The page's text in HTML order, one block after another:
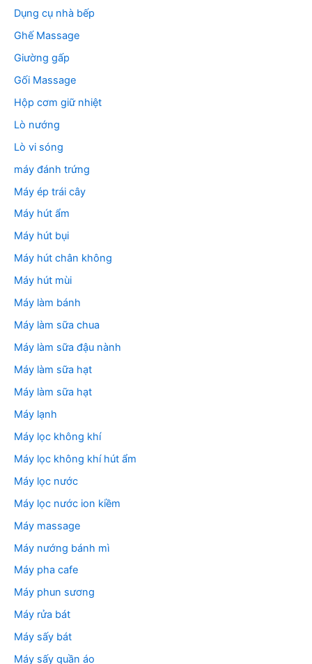
Dụng cụ nhà bếp
Ghế Massage
Giường gấp
Gối Massage
Hộp cơm giữ nhiệt
Lò nướng
Lò vi sóng
máy đánh trứng
Máy ép trái cây
Máy hút ẩm
Máy hút bụi
Máy hút chân không
Máy hút mùi
Máy làm bánh
Máy làm sữa chua
Máy làm sữa đậu nành
Máy làm sữa hạt
Máy làm sữa hạt
Máy lạnh
Máy lọc không khí
Máy lọc không khí hút ẩm
Máy lọc nước
Máy lọc nước ion kiềm
Máy massage
Máy nướng bánh mì
Máy pha cafe
Máy phun sương
Máy rửa bát
Máy sấy bát
Máy sấy quần áo